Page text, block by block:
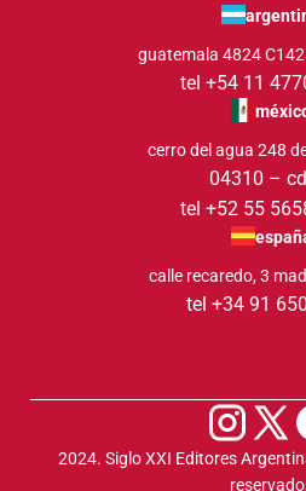
guatemala 4824
tel +54 11
cerro del agua 248
04310 –
tel +52 55
calle recaredo, 3
tel +34 91
2024. Siglo XXI Editores